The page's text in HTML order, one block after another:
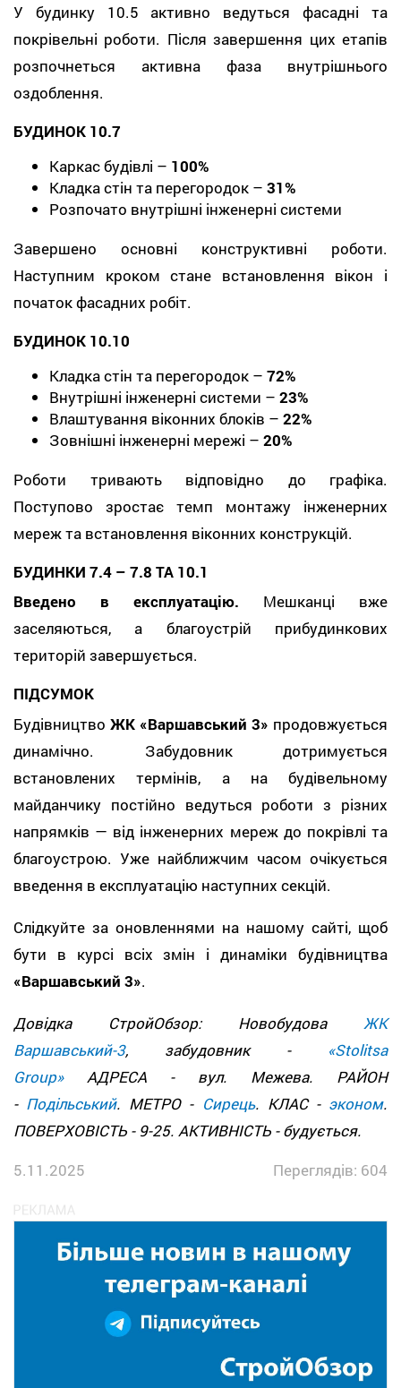
У будинку 10.5 активно ведуться фасадні та
покрівельні роботи. Після завершення цих етапів
розпочнеться активна фаза внутрішнього
оздоблення.
БУДИНОК 10.7
Каркас будівлі – 100%
Кладка стін та перегородок – 31%
Розпочато внутрішні інженерні системи
Завершено основні конструктивні роботи.
Наступним кроком стане встановлення вікон і
початок фасадних робіт.
БУДИНОК 10.10
Кладка стін та перегородок – 72%
Внутрішні інженерні системи – 23%
Влаштування віконних блоків – 22%
Зовнішні інженерні мережі – 20%
Роботи тривають відповідно до графіка.
Поступово зростає темп монтажу інженерних
мереж та встановлення віконних конструкцій.
БУДИНКИ 7.4 – 7.8 ТА 10.1
Введено в експлуатацію. Мешканці вже
заселяються, а благоустрій прибудинкових
територій завершується.
ПІДСУМОК
Будівництво ЖК «Варшавський 3» продовжується
динамічно. Забудовник дотримується
встановлених термінів, а на будівельному
майданчику постійно ведуться роботи з різних
напрямків — від інженерних мереж до покрівлі та
благоустрою. Уже найближчим часом очікується
введення в експлуатацію наступних секцій.
Слідкуйте за оновленнями на нашому сайті, щоб
бути в курсі всіх змін і динаміки будівництва
«Варшавський 3».
Довідка СтройОбзор: Новобудова ЖК
Варшавський-3, забудовник - «Stolitsa
Group»АДРЕСА - вул. Межева. РАЙОН
- Подільський. МЕТРО - Сирець. КЛАС - эконом.
ПОВЕРХОВІСТЬ - 9-25. АКТИВНІСТЬ - будується.
5.11.2025
Переглядів: 604